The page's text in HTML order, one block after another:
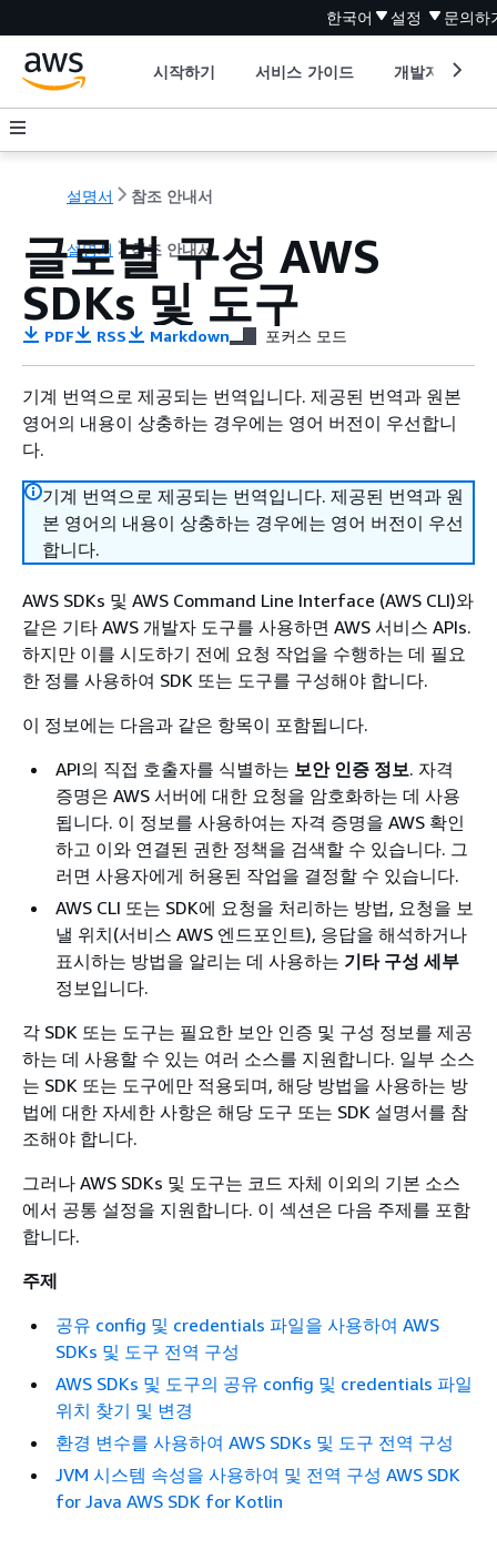
한국어 설정 문의하
시작하기 서비스 가이드 개발자 도구
설명서 참조 안내서
설명서 참조 안내서
글로벌 구성 AWS
SDKs 및 도구
PDF RSS Markdown 포커스 모드
기계 번역으로 제공되는 번역입니다. 제공된 번역과 원본
영어의 내용이 상충하는 경우에는 영어 버전이 우선합니
다.
기계 번역으로 제공되는 번역입니다. 제공된 번역과 원
본 영어의 내용이 상충하는 경우에는 영어 버전이 우선
합니다.
AWS SDKs 및 AWS Command Line Interface (AWS CLI)와
같은 기타 AWS 개발자 도구를 사용하면 AWS 서비스 APIs.
하지만 이를 시도하기 전에 요청 작업을 수행하는 데 필요
한 정를 사용하여 SDK 또는 도구를 구성해야 합니다.
이 정보에는 다음과 같은 항목이 포함됩니다.
API의 직접 호출자를 식별하는 보안 인증 정보. 자격
증명은 AWS 서버에 대한 요청을 암호화하는 데 사용
됩니다. 이 정보를 사용하여는 자격 증명을 AWS 확인
하고 이와 연결된 권한 정책을 검색할 수 있습니다. 그
러면 사용자에게 허용된 작업을 결정할 수 있습니다.
AWS CLI 또는 SDK에 요청을 처리하는 방법, 요청을 보
낼 위치(서비스 AWS 엔드포인트), 응답을 해석하거나
표시하는 방법을 알리는 데 사용하는 기타 구성 세부
정보입니다.
각 SDK 또는 도구는 필요한 보안 인증 및 구성 정보를 제공
하는 데 사용할 수 있는 여러 소스를 지원합니다. 일부 소스
는 SDK 또는 도구에만 적용되며, 해당 방법을 사용하는 방
법에 대한 자세한 사항은 해당 도구 또는 SDK 설명서를 참
조해야 합니다.
그러나 AWS SDKs 및 도구는 코드 자체 이외의 기본 소스
에서 공통 설정을 지원합니다. 이 섹션은 다음 주제를 포함
합니다.
주제
공유 config 및 credentials 파일을 사용하여 AWS
SDKs 및 도구 전역 구성
AWS SDKs 및 도구의 공유 config 및 credentials 파일
위치 찾기 및 변경
환경 변수를 사용하여 AWS SDKs 및 도구 전역 구성
JVM 시스템 속성을 사용하여 및 전역 구성 AWS SDK
for Java AWS SDK for Kotlin